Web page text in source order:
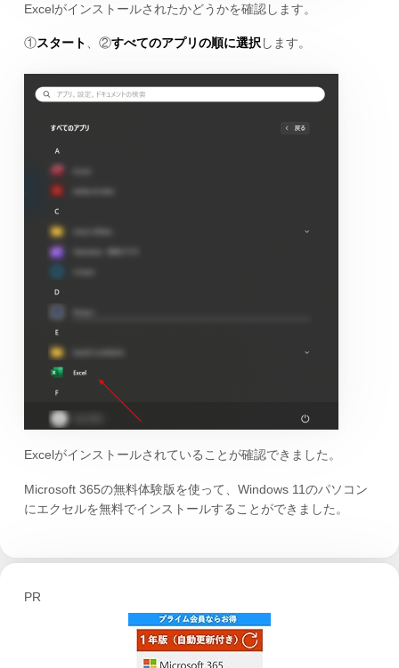
Excelがインストールされたかどうかを確認します。
①スタート、②すべてのアプリの順に選択します。
Excelがインストールされていることが確認できました。
Microsoft 365の無料体験版を使って、Windows 11のパソコン
にエクセルを無料でインストールすることができました。
PR